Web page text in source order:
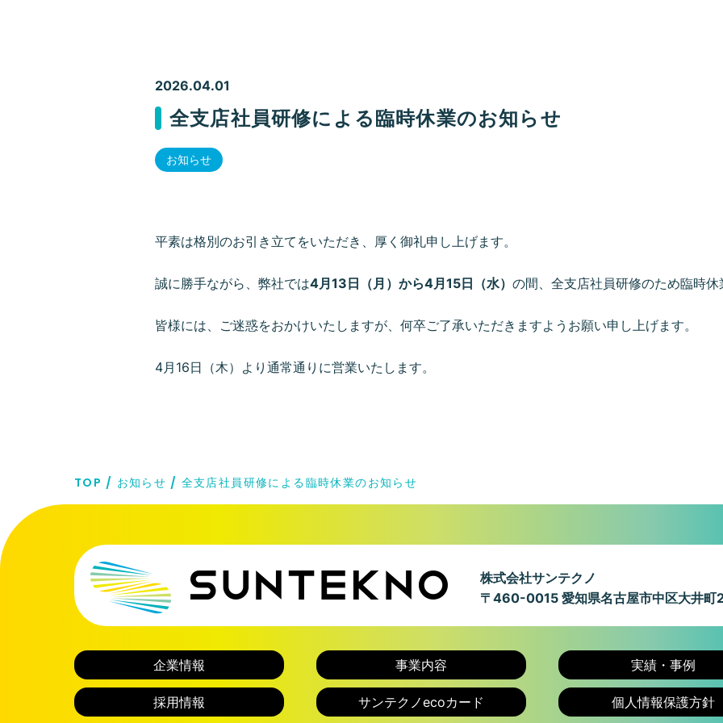
2026.04.01
全支店社員研修による臨時休業のお知らせ
お知らせ
平素は格別のお引き立てをいただき、厚く御礼申し上げます。
誠に勝手ながら、弊社では4月13日（月）から4月15日（水） の間、全支店社員研修のため臨時休
皆様には、ご迷惑をおかけいたしますが、何卒ご了承いただきますようお願い申し上げます。
4月16日（木）より通常通りに営業いたします。
TOP お知らせ 全支店社員研修による臨時休業のお知らせ
株式会社サンテクノ
〒460-0015 愛知県名古屋市中区大井町
企業情報 事業内容 実績・事例
採用情報 サンテクノecoカード 個人情報保護方針